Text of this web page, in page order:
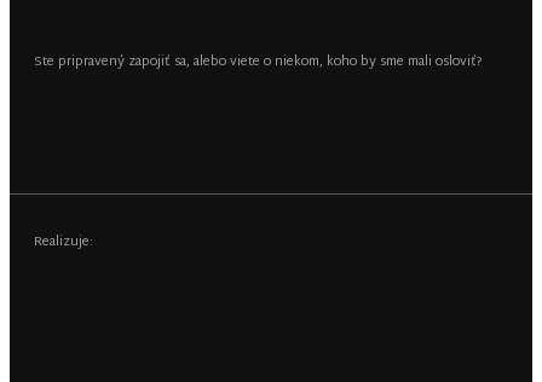
Ste pripravený zapojiť sa, alebo viete o niekom, koho by sme mali osloviť?
Realizuje: